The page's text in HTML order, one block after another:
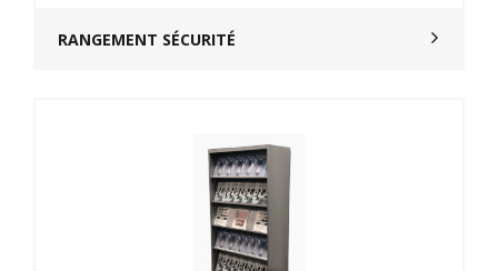
RANGEMENT SÉCURITÉ